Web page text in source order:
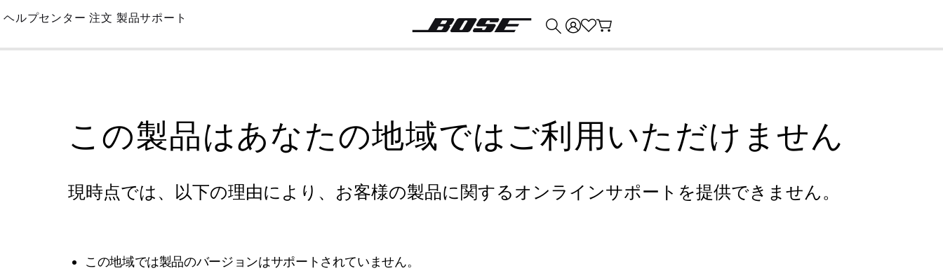
Skip
Main
ヘルプセンター 注文 製品サポート
この製品はあなたの地域ではご利用いただけません
現時点では、以下の理由により、お客様の製品に関するオンラインサポートを提供できません。
この地域では製品のバージョンはサポートされていません。